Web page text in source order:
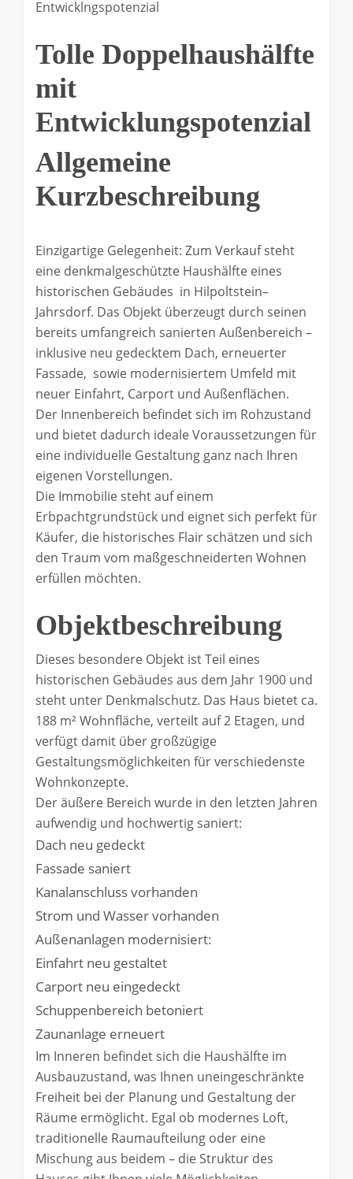
Entwicklngspotenzial
Tolle Doppelhaushälfte
mit
Entwicklungspotenzial
Allgemeine
Kurzbeschreibung
Einzigartige Gelegenheit: Zum Verkauf steht
eine denkmalgeschützte Haushälfte eines
historischen Gebäudes in Hilpoltstein–
Jahrsdorf. Das Objekt überzeugt durch seinen
bereits umfangreich sanierten Außenbereich –
inklusive neu gedecktem Dach, erneuerter
Fassade, sowie modernisiertem Umfeld mit
neuer Einfahrt, Carport und Außenflächen.
Der Innenbereich befindet sich im Rohzustand
und bietet dadurch ideale Voraussetzungen für
eine individuelle Gestaltung ganz nach Ihren
eigenen Vorstellungen.
Die Immobilie steht auf einem
Erbpachtgrundstück und eignet sich perfekt für
Käufer, die historisches Flair schätzen und sich
den Traum vom maßgeschneiderten Wohnen
erfüllen möchten.
Objektbeschreibung
Dieses besondere Objekt ist Teil eines
historischen Gebäudes aus dem Jahr 1900 und
steht unter Denkmalschutz. Das Haus bietet ca.
188 m² Wohnfläche, verteilt auf 2 Etagen, und
verfügt damit über großzügige
Gestaltungsmöglichkeiten für verschiedenste
Wohnkonzepte.
Der äußere Bereich wurde in den letzten Jahren
aufwendig und hochwertig saniert:
Dach neu gedeckt
Fassade saniert
Kanalanschluss vorhanden
Strom und Wasser vorhanden
Außenanlagen modernisiert:
Einfahrt neu gestaltet
Carport neu eingedeckt
Schuppenbereich betoniert
Zaunanlage erneuert
Im Inneren befindet sich die Haushälfte im
Ausbauzustand, was Ihnen uneingeschränkte
Freiheit bei der Planung und Gestaltung der
Räume ermöglicht. Egal ob modernes Loft,
traditionelle Raumaufteilung oder eine
Mischung aus beidem – die Struktur des